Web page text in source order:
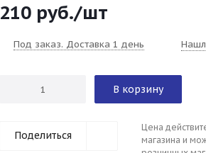
210 руб./шт
Под заказ. Доставка 1 день
В корзину
Поделиться
Цена
магазина и